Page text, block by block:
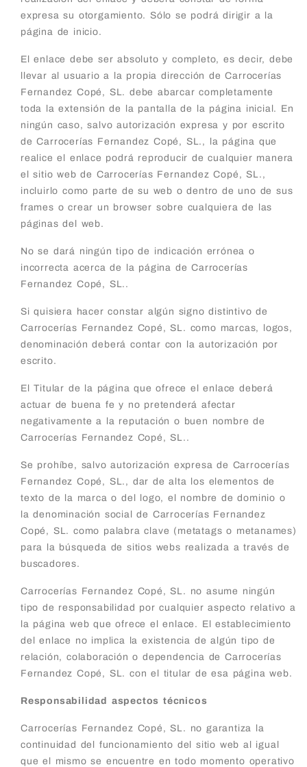
expresa su otorgamiento. Sólo se podrá dirigir a la
página de inicio.
El enlace debe ser absoluto y completo, es decir, debe
llevar al usuario a la propia dirección de Carrocerías
Fernandez Copé, SL. debe abarcar completamente
toda la extensión de la pantalla de la página inicial. En
ningún caso, salvo autorización expresa y por escrito
de Carrocerías Fernandez Copé, SL., la página que
realice el enlace podrá reproducir de cualquier manera
el sitio web de Carrocerías Fernandez Copé, SL.,
incluirlo como parte de su web o dentro de uno de sus
frames o crear un browser sobre cualquiera de las
páginas del web.
No se dará ningún tipo de indicación errónea o
incorrecta acerca de la página de Carrocerías
Fernandez Copé, SL..
Si quisiera hacer constar algún signo distintivo de
Carrocerías Fernandez Copé, SL. como marcas, logos,
denominación deberá contar con la autorización por
escrito.
El Titular de la página que ofrece el enlace deberá
actuar de buena fe y no pretenderá afectar
negativamente a la reputación o buen nombre de
Carrocerías Fernandez Copé, SL..
Se prohíbe, salvo autorización expresa de Carrocerías
Fernandez Copé, SL., dar de alta los elementos de
texto de la marca o del logo, el nombre de dominio o
la denominación social de Carrocerías Fernandez
Copé, SL. como palabra clave (metatags o metanames)
para la búsqueda de sitios webs realizada a través de
buscadores.
Carrocerías Fernandez Copé, SL. no asume ningún
tipo de responsabilidad por cualquier aspecto relativo a
la página web que ofrece el enlace. El establecimiento
del enlace no implica la existencia de algún tipo de
relación, colaboración o dependencia de Carrocerías
Fernandez Copé, SL. con el titular de esa página web.
Responsabilidad aspectos técnicos
Carrocerías Fernandez Copé, SL. no garantiza la
continuidad del funcionamiento del sitio web al igual
que el mismo se encuentre en todo momento operativo